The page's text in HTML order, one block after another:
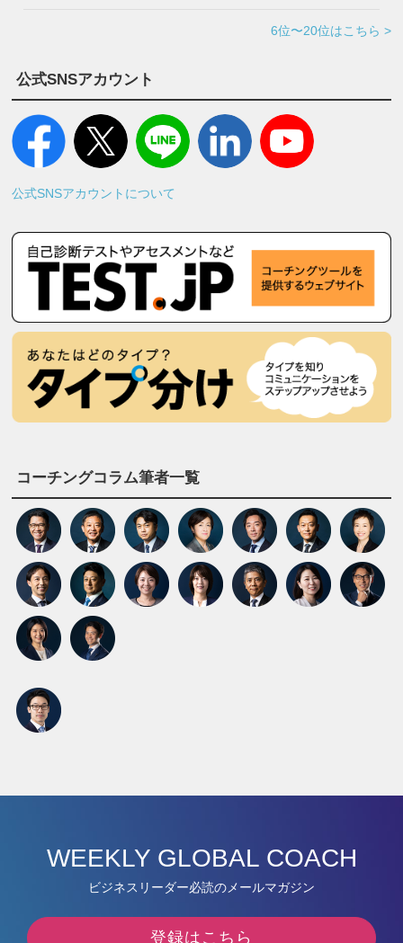
6位〜20位はこちら >
公式SNSアカウント
公式SNSアカウントについて
コーチングコラム筆者一覧
WEEKLY GLOBAL COACH
ビジネスリーダー必読のメールマガジン
登録はこちら